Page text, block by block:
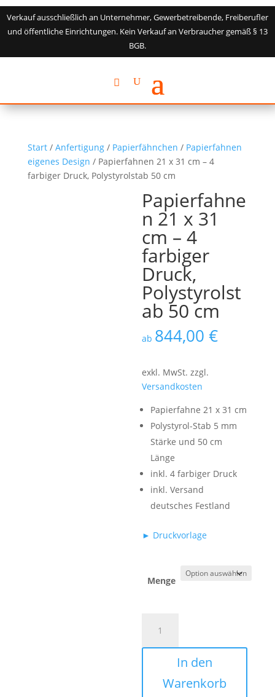
Verkauf ausschließlich an Unternehmer, Gewerbetreibende, Freiberufler
und öffentliche Einrichtungen. Kein Verkauf an Verbraucher gemäß § 13
BGB.
Start/ Anfertigung/ Papierfähnchen / Papierfahnen
eigenes Design / Papierfahnen 21 x 31 cm – 4
farbiger Druck, Polystyrolstab 50 cm
Papierfahne
n 21 x 31
cm – 4
farbiger
Druck,
Polystyrolst
ab 50 cm
ab 844,00€
exkl. MwSt. zzgl.
Versandkosten
Papierfahne 21 x 31 cm
Polystyrol-Stab 5 mm
Stärke und 50 cm
Länge
inkl. 4 farbiger Druck
inkl. Versand
deutsches Festland
► Druckvorlage
Menge
x
In den
Warenkorb